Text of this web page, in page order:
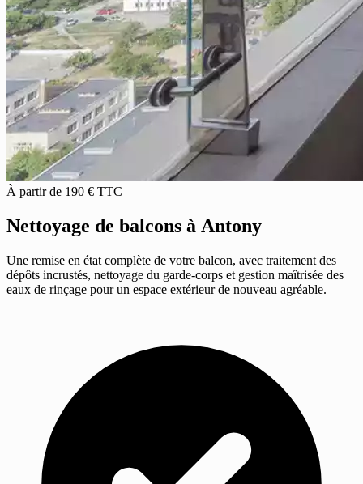
À partir de 190 € TTC
Nettoyage de balcons à Antony
Une remise en état complète de votre balcon, avec traitement des
dépôts incrustés, nettoyage du garde-corps et gestion maîtrisée des
eaux de rinçage pour un espace extérieur de nouveau agréable.